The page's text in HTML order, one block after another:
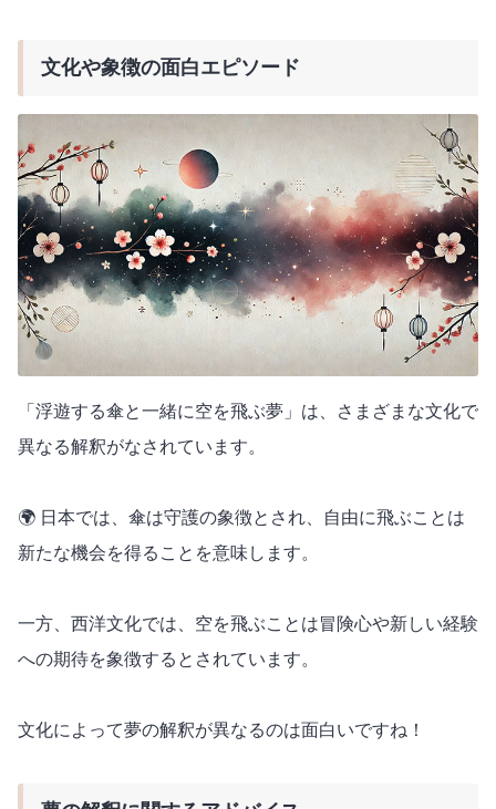
文化や象徴の面白エピソード
「浮遊する傘と一緒に空を飛ぶ夢」は、さまざまな文化で
異なる解釈がなされています。
🌍 日本では、傘は守護の象徴とされ、自由に飛ぶことは
新たな機会を得ることを意味します。
一方、西洋文化では、空を飛ぶことは冒険心や新しい経験
への期待を象徴するとされています。
文化によって夢の解釈が異なるのは面白いですね！